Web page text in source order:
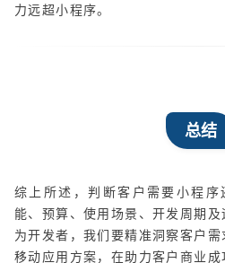
力远超小程序。
总结
综上所述，判断客户需要小程
能、预算、使用场景、开发周期
为开发者，我们要精准洞察客户
移动应用方案，在助力客户商业